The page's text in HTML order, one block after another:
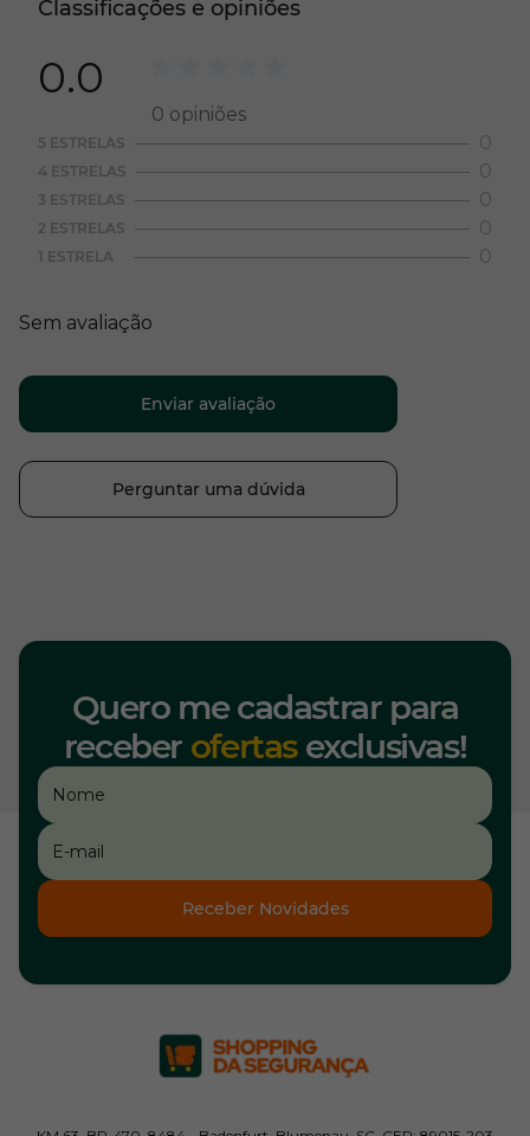
Classificações e opiniões
0.0
0 opiniões
5 ESTRELAS 0
4 ESTRELAS 0
3 ESTRELAS 0
2 ESTRELAS 0
1 ESTRELA 0
Sem avaliação
Enviar avaliação
Perguntar uma dúvida
Quero me cadastrar para
receber ofertasexclusivas!
Receber Novidades